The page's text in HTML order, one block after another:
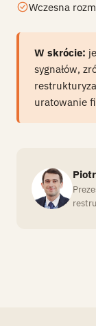
Wczesna
W skrócie:
sygnałów,
uratowanie
PT